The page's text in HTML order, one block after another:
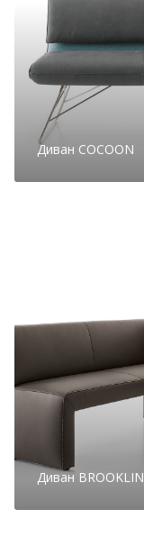
Диван COCOON
Диван BROOKLIN